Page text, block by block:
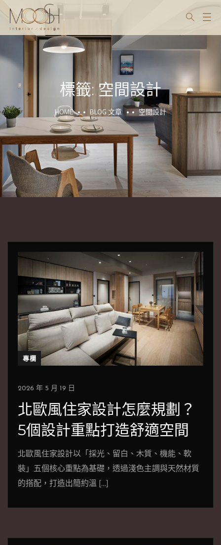
標籤:空間設計
HOME BLOG 文章 空間設計
專欄
2026 年 5 月 19 日
北歐風住家設計怎麼規劃？
5個設計重點打造舒適空間
北歐風住家設計以「採光、留白、木質、機能、軟
裝」五個核心重點為基礎，透過淺色主調與天然材質
的搭配，打造出簡約溫 […]